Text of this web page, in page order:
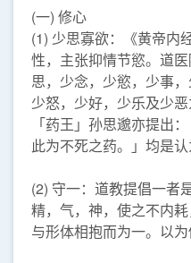
(一) 修心
(1) 少思寡欲：《黄帝内
性，主张抑情节慾。道
思，少念，少慾，少事
少怒，少好，少乐及少
「药王」孙思邈亦提出
此为不死之药。」均是
(2) 守一：道教提倡一者
精，气，神，使之不内
与形体相抱而为一。以